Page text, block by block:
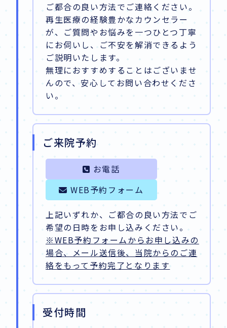
ご都合の良い方法でご連絡ください。
再生医療の経験豊かなカウンセラー
が、ご質問やお悩みを一つひとつ丁寧
にお伺いし、ご不安を解消できるよう
ご説明いたします。
無理におすすめすることはございませ
んので、安心してお問い合わせくださ
い。
ご来院予約
お電話
WEB予約フォーム
上記いずれか、ご都合の良い方法でご
希望の日時をお申し込みください。
※WEB予約フォームからお申し込みの
場合、メール送信後、当院からのご連
絡をもって予約完了となります
受付時間